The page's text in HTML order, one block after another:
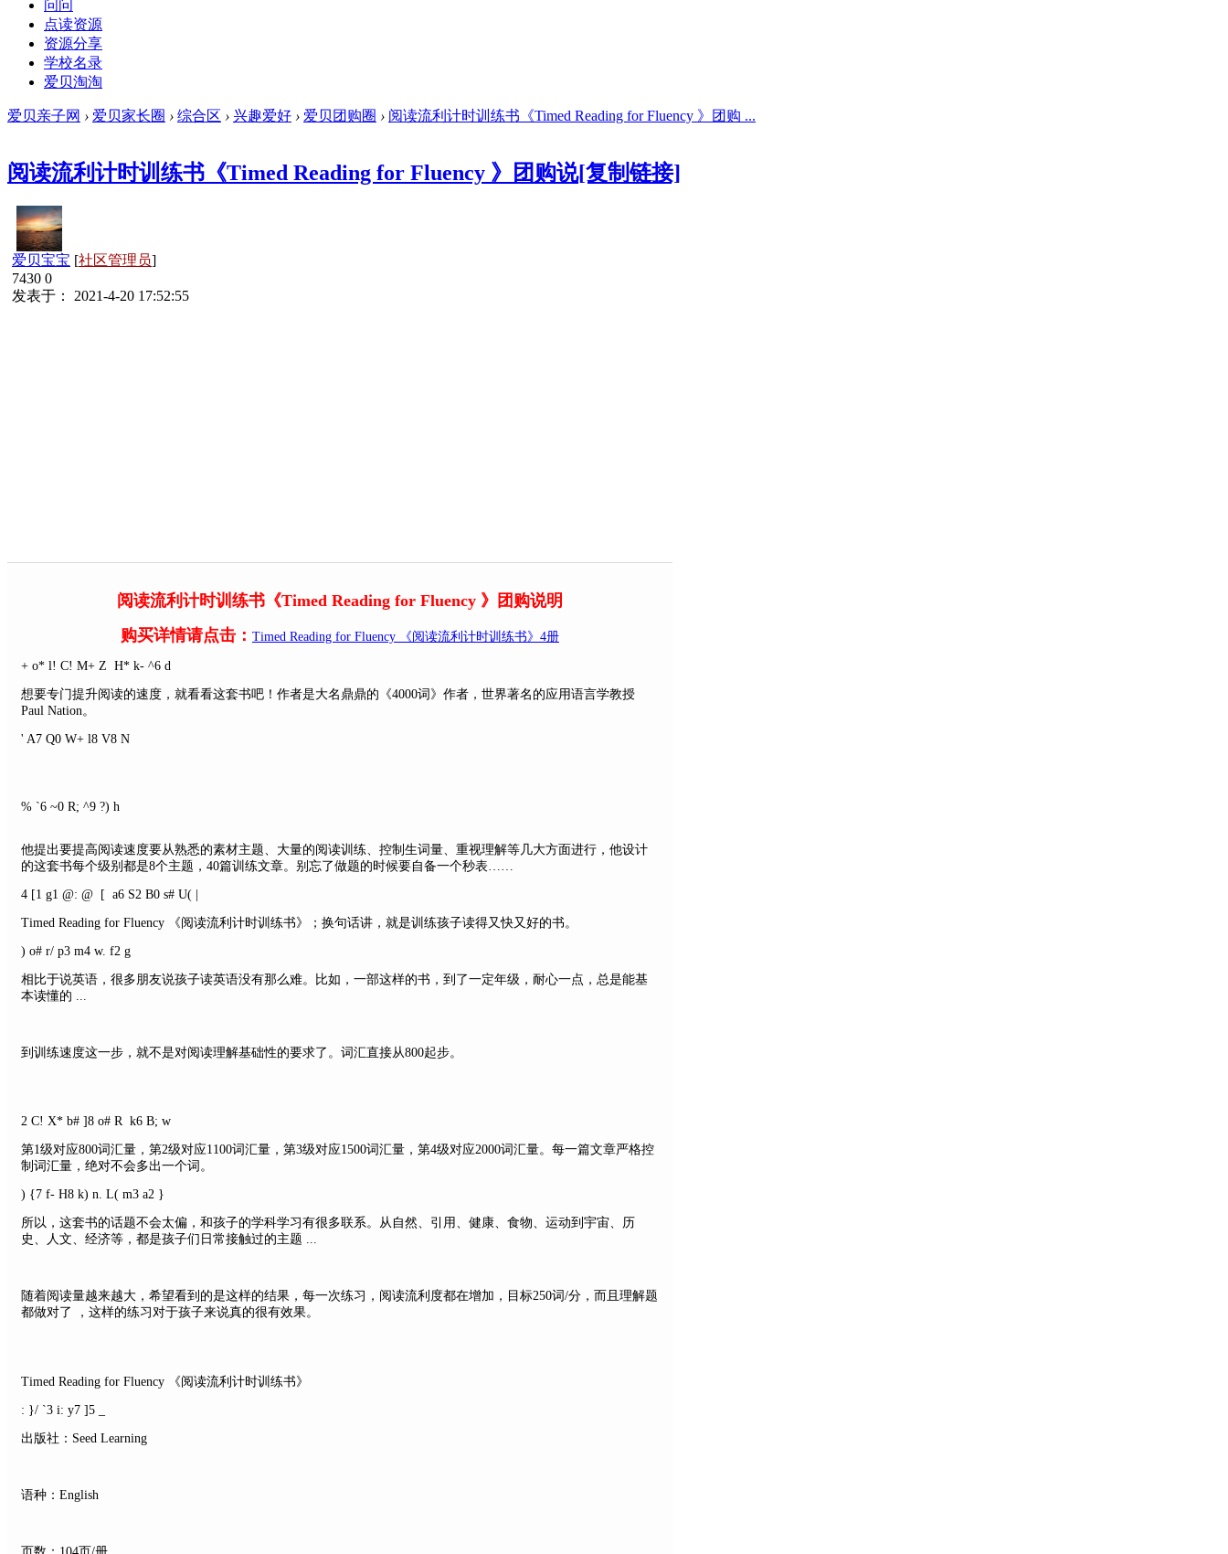
问问
点读资源
资源分享
学校名录
爱贝淘淘
爱贝亲子网 › 爱贝家长圈 › 综合区 › 兴趣爱好 › 爱贝团购圈 › 阅读流利计时训练书《Timed Reading for Fluency 》团购 ...
阅读流利计时训练书《Timed Reading for Fluency 》团购说[复制链接]
爱贝宝宝 [社区管理员]
7430 0
发表于： 2021-4-20 17:52:55
阅读流利计时训练书《Timed Reading for Fluency 》团购说明
购买详情请点击： Timed Reading for Fluency 《阅读流利计时训练书》4册
+ o* l! C! M+ Z H* k- ^6 d
想要专门提升阅读的速度，就看看这套书吧！作者是大名鼎鼎的《4000词》作者，世界著名的应用语言学教授
Paul Nation。
' A7 Q0 W+ l8 V8 N
% `6 ~0 R; ^9 ?) h
他提出要提高阅读速度要从熟悉的素材主题、大量的阅读训练、控制生词量、重视理解等几大方面进行，他设计
的这套书每个级别都是8个主题，40篇训练文章。别忘了做题的时候要自备一个秒表……
4 [1 g1 @: @ [ a6 S2 B0 s# U( |
Timed Reading for Fluency 《阅读流利计时训练书》；换句话讲，就是训练孩子读得又快又好的书。
) o# r/ p3 m4 w. f2 g
相比于说英语，很多朋友说孩子读英语没有那么难。比如，一部这样的书，到了一定年级，耐心一点，总是能基
本读懂的 ...
到训练速度这一步，就不是对阅读理解基础性的要求了。词汇直接从800起步。
2 C! X* b# ]8 o# R k6 B; w
第1级对应800词汇量，第2级对应1100词汇量，第3级对应1500词汇量，第4级对应2000词汇量。每一篇文章严格控
制词汇量，绝对不会多出一个词。
) {7 f- H8 k) n. L( m3 a2 }
所以，这套书的话题不会太偏，和孩子的学科学习有很多联系。从自然、引用、健康、食物、运动到宇宙、历
史、人文、经济等，都是孩子们日常接触过的主题 ...
随着阅读量越来越大，希望看到的是这样的结果，每一次练习，阅读流利度都在增加，目标250词/分，而且理解题
都做对了 ，这样的练习对于孩子来说真的很有效果。
Timed Reading for Fluency 《阅读流利计时训练书》
: }/ `3 i: y7 ]5 _
出版社：Seed Learning
语种：English